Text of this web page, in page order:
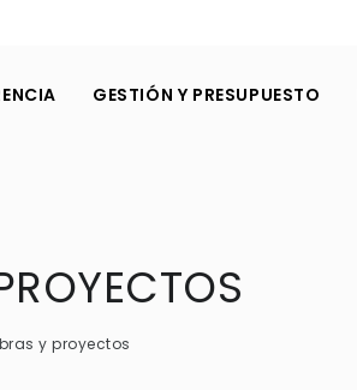
GESTIÓN Y PRESUPUESTO
y proyectos